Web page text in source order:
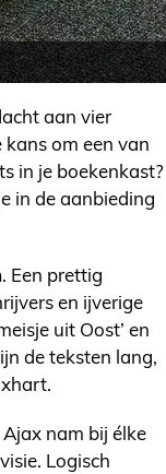
aan vier
om een van
in je boekenkast?
in de aanbieding
. Een prettig
en ijverige
uit Oost’ en
de teksten lang,
nam bij élke
Logisch